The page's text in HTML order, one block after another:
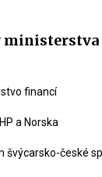
ministerstva
financí
a Norska
švýcarsko-české